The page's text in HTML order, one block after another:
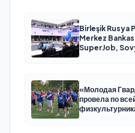
Birleşik Rusya
Merkez
SuperJob,
«Молодая
провела по